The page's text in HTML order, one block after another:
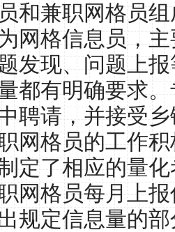
和兼职网格员
网格信息员，
发现、问题上
都有明确要求
聘请，并接受
网格员的工作
定了相应的量
网格员每月上
规定信息量的